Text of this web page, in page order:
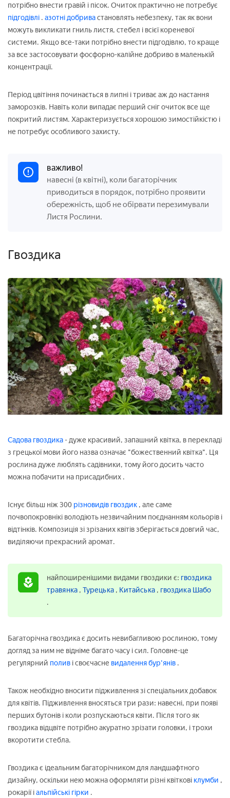
потрібно внести гравій і пісок. Очиток практично не потребує
підгодівлі . азотні добривастановлять небезпеку, так як вони
можуть викликати гниль листя, стебел і всієї кореневої
системи. Якщо все-таки потрібно внести підгодівлю, то краще
за все застосовувати фосфорно-калійне добриво в маленькій
концентрації.
Період цвітіння починається в липні і триває аж до настання
заморозків. Навіть коли випадає перший сніг очиток все ще
покритий листям. Характеризується хорошою зимостійкістю і
не потребує особливого захисту.
важливо!
навесні (в квітні), коли багаторічник
приводиться в порядок, потрібно проявити
обережність, щоб не обірвати перезимували
Листя Рослини.
Гвоздика
Садова гвоздика - дуже красивий, запашний квітка, в перекладі
з грецької мови його назва означає "божественний квітка". Ця
рослина дуже люблять садівники, тому його досить часто
можна побачити на присадибних .
Існує більш ніж 300 різновидів гвоздик , але саме
почвопокровнікі володіють незвичайним поєднанням кольорів і
відтінків. Композиція зі зрізаних квітів зберігається довгий час,
виділяючи прекрасний аромат.
найпоширенішими видами гвоздики є: гвоздика
травянка , Турецька , Китайська , гвоздика Шабо
.
Багаторічна гвоздика є досить невибагливою рослиною, тому
догляд за ним не відніме багато часу і сил. Головне-це
регулярний полив і своєчасне видалення бур'янів .
Також необхідно вносити підживлення зі спеціальних добавок
для квітів. Підживлення вносяться три рази: навесні, при появі
перших бутонів і коли розпускаються квіти. Після того як
гвоздика відцвіте потрібно акуратно зрізати головки, і трохи
вкоротити стебла.
Гвоздика є ідеальним багаторічником для ландшафтного
дизайну, оскільки нею можна оформляти різні квіткові клумби ,
рокарії іальпійські гірки .